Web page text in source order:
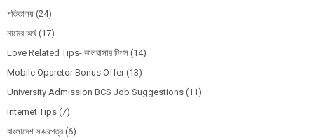
পতিতালয় (24)
নামের অর্থ (17)
Love Related Tips- ভালবাসার টিপস (14)
Mobile Oparetor Bonus Offer (13)
University Admission BCS Job Suggestions (11)
Internet Tips (7)
বাংলাদেশ সঞ্চয়পত্র (6)